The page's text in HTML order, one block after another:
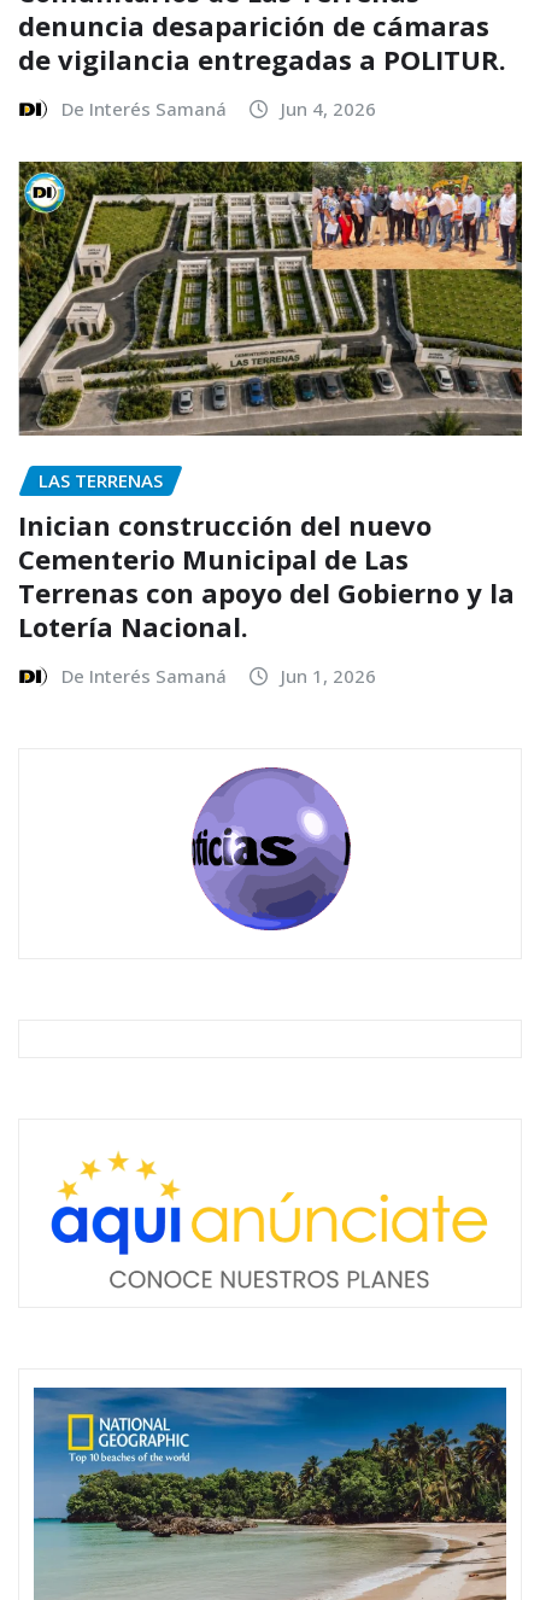
denuncia desaparición de cámaras
de vigilancia entregadas a POLITUR.
De Interés Samaná Jun 4, 2026
LAS TERRENAS
Inician construcción del nuevo
Cementerio Municipal de Las
Terrenas con apoyo del Gobierno y la
Lotería Nacional.
De Interés Samaná Jun 1, 2026